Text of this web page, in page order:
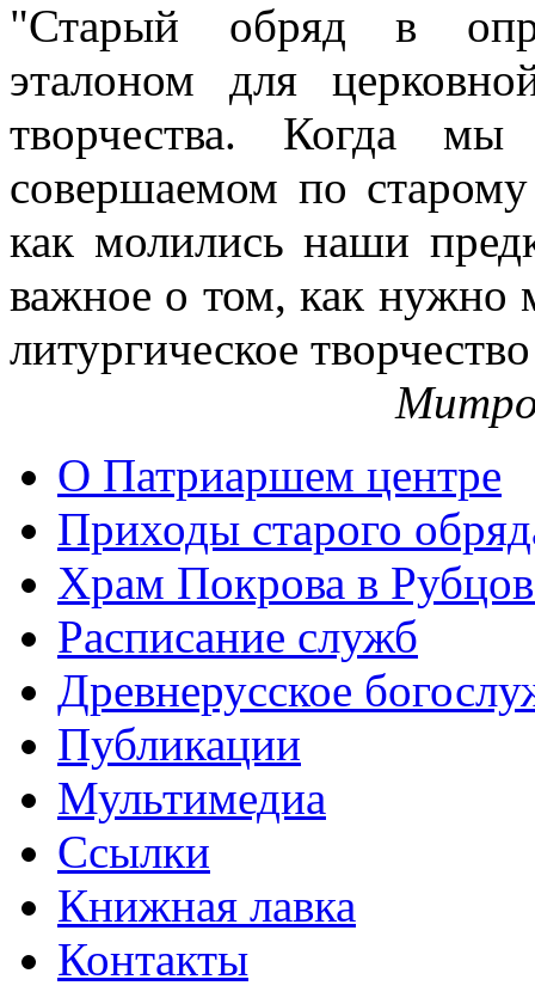
"Старый обряд в
эталоном для
творчества. Когда мы
совершаемом по
как молились наши
важное о том, как нужно
литургическое
О Патриаршем центре
Приходы старого
Храм Покрова в
Расписание служб
Древнерусское
Публикации
Мультимедиа
Ссылки
Книжная лавка
Контакты